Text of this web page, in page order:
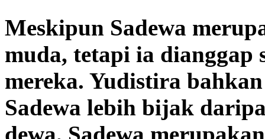
Meskipun Sadewa
muda, tetapi ia
mereka. Yudistira
Sadewa lebih bijak
dewa. Sadewa